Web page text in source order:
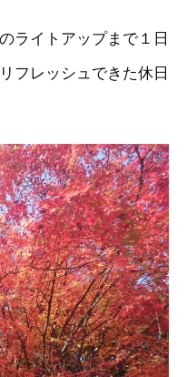
ライトアップまで１日
フレッシュできた休日